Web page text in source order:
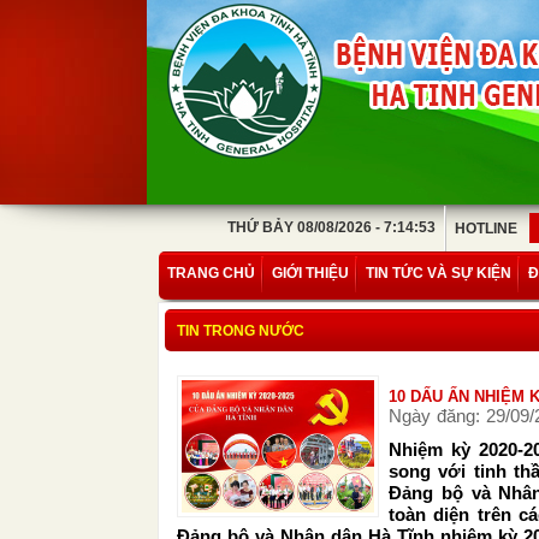
THỨ BẢY 08/08/2026 - 7:14:53 HOTLINE
TRANG CHỦ GIỚI THIỆU TIN TỨC VÀ SỰ KIỆN
TIN TRONG NƯỚC
10 DẤU ẤN NHIỆM
Ngày đăng: 29/
Nhiệm kỳ 2020-
song với tinh
Đảng bộ và
toàn diện trên